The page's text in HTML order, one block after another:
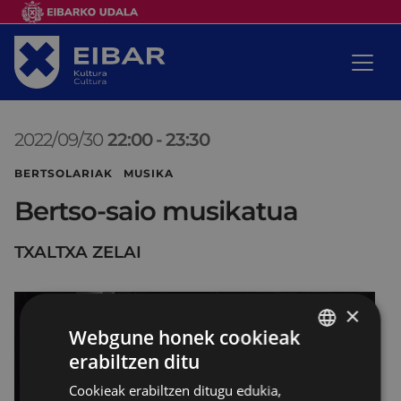
2022/09/30 22:00 -23:30
BERTSOLARIAK MUSIKA
Bertso-saio musikatua
TXALTXA ZELAI
×
Webgune honek cookieak
erabiltzen ditu
Cookieak erabiltzen ditugu edukia,